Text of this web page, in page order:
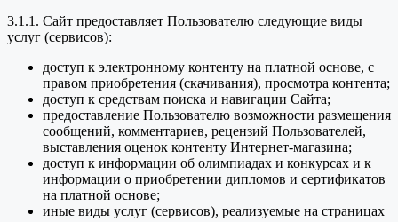
3.1.1. Сайт предоставляет Пользователю следующие виды
услуг (сервисов):
доступ к электронному контенту на платной основе, с
правом приобретения (скачивания), просмотра контента;
доступ к средствам поиска и навигации Сайта;
предоставление Пользователю возможности размещения
сообщений, комментариев, рецензий Пользователей,
выставления оценок контенту Интернет-магазина;
доступ к информации об олимпиадах и конкурсах и к
информации о приобретении дипломов и сертификатов
на платной основе;
иные виды услуг (сервисов), реализуемые на страницах